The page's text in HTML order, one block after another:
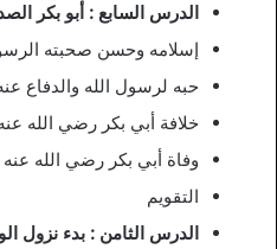
الدرس السابع : أبو بكر
إسلامه وحسن صحبته
حبه لرسول الله والدفاع
خلافة أبي بكر رضي الله
وفاة أبي بكر رضي الله عنه
التقويم
الدرس الثامن : بدء نزول